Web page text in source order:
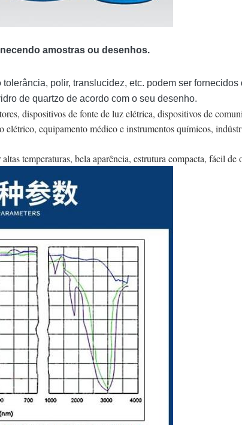
amostras ou desenhos.
polir, translucidez, etc. podem ser
de quartzo de acordo com o seu desenho.
dispositivos de fonte de luz elétrica, dispositivos de
equipamento médico e instrumentos químicos,
temperaturas, bela aparência, estrutura compacta, fácil